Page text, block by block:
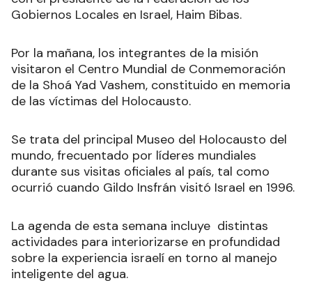
Gobiernos Locales en Israel, Haim Bibas.
Por la mañana, los integrantes de la misión
visitaron el Centro Mundial de Conmemoración
de la Shoá Yad Vashem, constituido en memoria
de las víctimas del Holocausto.
Se trata del principal Museo del Holocausto del
mundo, frecuentado por líderes mundiales
durante sus visitas oficiales al país, tal como
ocurrió cuando Gildo Insfrán visitó Israel en 1996.
La agenda de esta semana incluye distintas
actividades para interiorizarse en profundidad
sobre la experiencia israelí en torno al manejo
inteligente del agua.